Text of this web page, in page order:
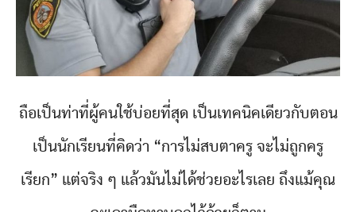
ถือเป็นท่าที่ผู้คนใช้บ่อยที่สุด เป็นเทคนิคเดียวกับตอน
เป็นนักเรียนที่คิดว่า “การไม่สบตาครู จะไม่ถูกครู
เรียก” แต่จริง ๆ แล้วมันไม่ได้ช่วยอะไรเลย ถึงแม้คุณ